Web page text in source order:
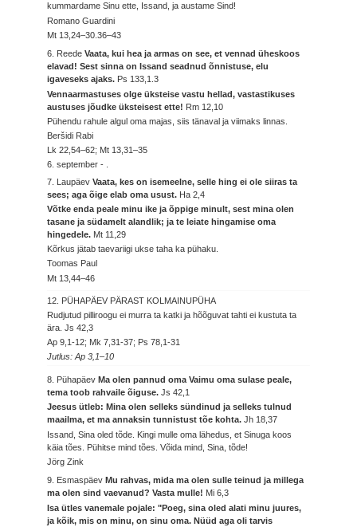
kummardame Sinu ette, Issand, ja austame Sind!
Romano Guardini
Mt 13,24–30.36–43
6. ReedeVaata, kui hea ja armas on see, et vennad üheskoos
elavad! Sest sinna on Issand seadnud õnnistuse, elu
igaveseks ajaks. Ps 133,1.3
Vennaarmastuses olge üksteise vastu hellad, vastastikuses
austuses jõudke üksteisest ette! Rm 12,10
Pühendu rahule algul oma majas, siis tänaval ja viimaks linnas.
Beršidi Rabi
Lk 22,54–62; Mt 13,31–35
6. september - .
7. LaupäevVaata, kes on isemeelne, selle hing ei ole siiras ta
sees; aga õige elab oma usust. Ha 2,4
Võtke enda peale minu ike ja õppige minult, sest mina olen
tasane ja südamelt alandlik; ja te leiate hingamise oma
hingedele. Mt 11,29
Kõrkus jätab taevariigi ukse taha ka pühaku.
Toomas Paul
Mt 13,44–46
12. PÜHAPÄEV PÄRAST KOLMAINUPÜHA
Rudjutud pilliroogu ei murra ta katki ja hõõguvat tahti ei kustuta ta
ära.Js 42,3
Ap 9,1-12; Mk 7,31-37; Ps 78,1-31
Jutlus: Ap 3,1–10
8. Pühapäev Ma olen pannud oma Vaimu oma sulase peale,
tema toob rahvaile õiguse.Js 42,1
Jeesus ütleb: Mina olen selleks sündinud ja selleks tulnud
maailma, et ma annaksin tunnistust tõe kohta.Jh 18,37
Issand, Sina oled tõde. Kingi mulle oma lähedus, et Sinuga koos
käia tões. Pühitse mind tões. Võida mind, Sina, tõde!
Jörg Zink
9. Esmaspäev Mu rahvas, mida ma olen sulle teinud ja millega
ma olen sind vaevanud? Vasta mulle! Mi 6,3
Isa ütles vanemale pojale: "Poeg, sina oled alati minu juures,
ja kõik, mis on minu, on sinu oma. Nüüd aga oli tarvis